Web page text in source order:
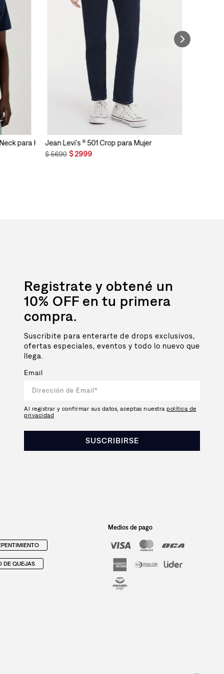
para HombreJean Levi's ® 501 Crop para Mujer
$5690 $2999
Registrate y obtené un
10% OFF en tu primera
compra.
Suscribite para enterarte de drops exclusivos,
ofertas especiales, eventos y todo lo nuevo que
llega.
Email
Al registrar y confirmar sus datos, aceptas nuestra política de
privacidad
SUSCRIBIRSE
DE QUEJAS
Medios de pago